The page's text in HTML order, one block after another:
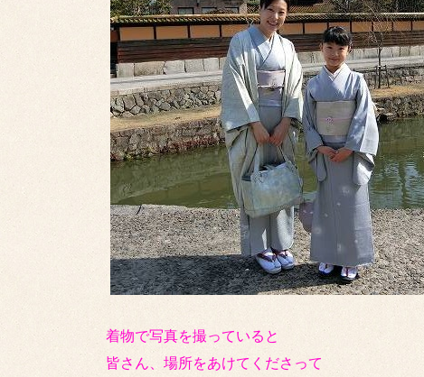
着物で写真を撮っていると
皆さん、場所をあけてくださって